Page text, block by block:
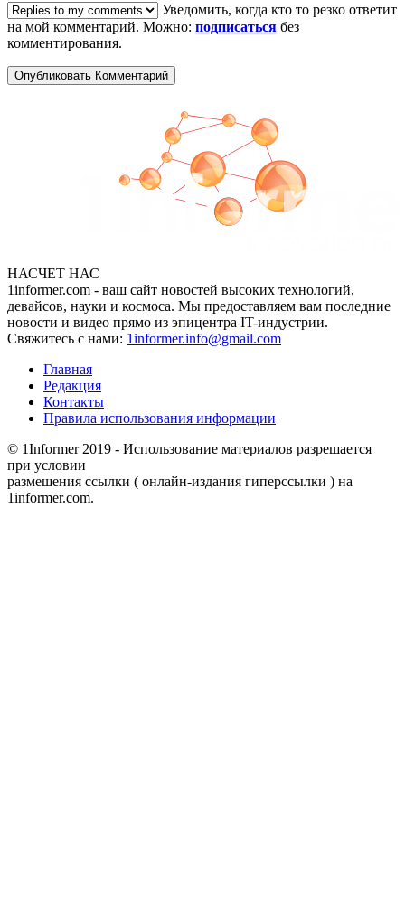
Уведомить, когда кто то резко ответит
на мой комментарий. Можно: подписаться без
комментирования.
НАСЧЕТ НАС
1informer.com - ваш сайт новостей высоких технологий,
девайсов, науки и космоса. Мы предоставляем вам последние
новости и видео прямо из эпицентра IT-индустрии.
Свяжитесь с нами: 1informer.info@gmail.com
Главная
Редакция
Контакты
Правила использования информации
© 1Informer 2019 - Использование материалов разрешается
при условии
размешения ссылки ( онлайн-издания гиперссылки ) на
1informer.com.